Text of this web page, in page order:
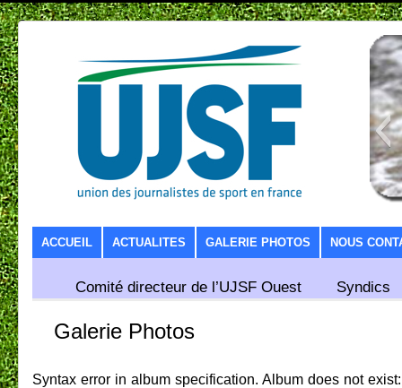
SKIP TO CONTENT
ACCUEIL ACTUALITES GALERIE PHOTOS NOUS
Comité directeur de l’UJSF Ouest Syndics
Galerie Photos
Syntax error in album specification. Album does not